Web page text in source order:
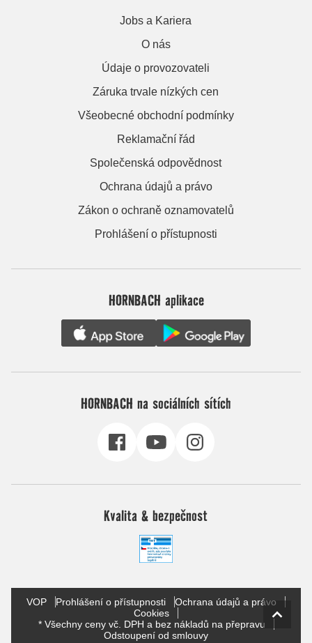
Jobs a Kariera
O nás
Údaje o provozovateli
Záruka trvale nízkých cen
Všeobecné obchodní podmínky
Reklamační řád
Společenská odpovědnost
Ochrana údajů a právo
Zákon o ochraně oznamovatelů
Prohlášení o přístupnosti
HORNBACH aplikace
HORNBACH na sociálních sítích
Kvalita & bezpečnost
VOP Prohlášení o přístupnosti
Ochrana údajů a právo
Cookies
* Všechny ceny vč. DPH a bez nákladů na přepravu
Odstoupení od smlouvy